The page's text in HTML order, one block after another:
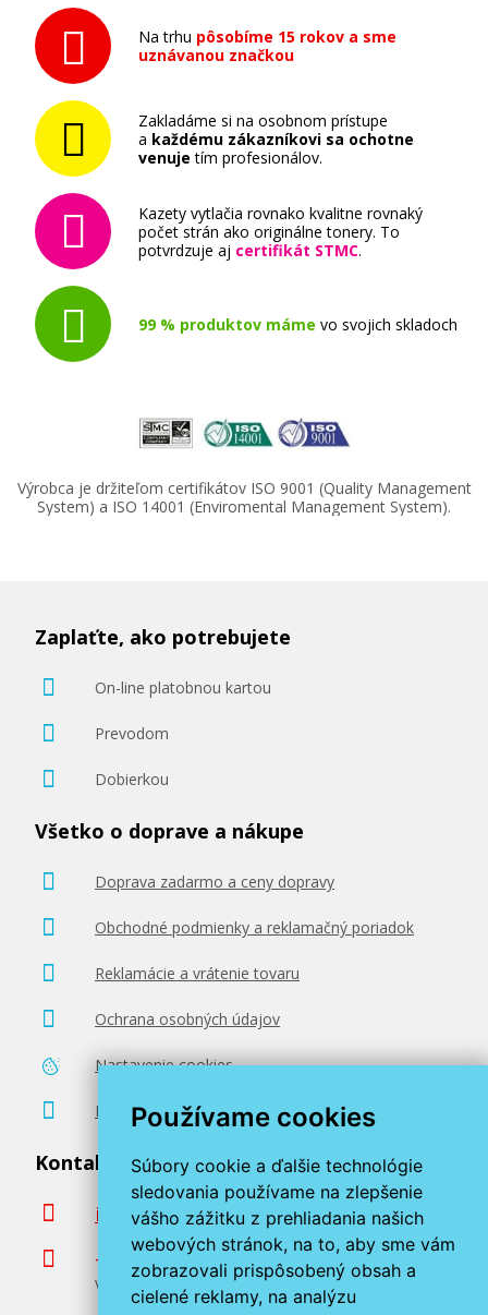
Používame cookies
Súbory cookie a ďalšie technológie
sledovania používame na zlepšenie
vášho zážitku z prehliadania našich
webových stránok, na to, aby sme vám
zobrazovali prispôsobený obsah a
cielené reklamy, na analýzu
Na trhu pôsobíme 15 rokov a sme
uznávanou značkou
Zakladáme si na osobnom prístupe
a každému zákazníkovi sa ochotne
venuje tím profesionálov.
Kazety vytlačia rovnako kvalitne rovnaký
počet strán ako originálne tonery. To
potvrdzuje aj certifikát STMC.
99 % produktov máme vo svojich skladoch
Výrobca je držiteľom certifikátov ISO 9001 (Quality Management
System) a ISO 14001 (Enviromental Management System).
Zaplaťte, ako potrebujete
On-line platobnou kartou
Prevodom
Dobierkou
Všetko o doprave a nákupe
Doprava zadarmo a ceny dopravy
Obchodné podmienky a reklamačný poriadok
Reklamácie a vrátenie tovaru
Ochrana osobných údajov
Nastavenie cookies
Poradenstvo zadarmo
Kontaktujte nás
info@miroluk.sk
+420 377 222 313
Volajte v pracovné dni od 8. do 17. hod.